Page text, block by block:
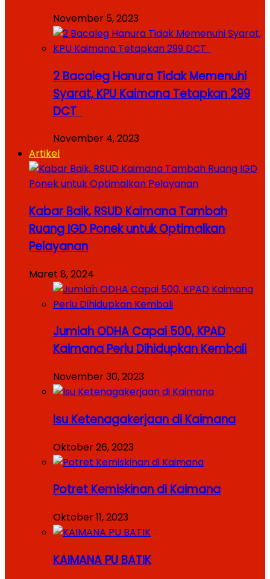
November 5, 2023
2 Bacaleg Hanura Tidak Memenuhi
Syarat, KPU Kaimana Tetapkan 299
DCT
November 4, 2023
Artikel
Kabar Baik, RSUD Kaimana Tambah
Ruang IGD Ponek untuk Optimalkan
Pelayanan
Maret 8, 2024
Jumlah ODHA Capai 500, KPAD
Kaimana Perlu Dihidupkan Kembali
November 30, 2023
Isu Ketenagakerjaan di Kaimana
Oktober 26, 2023
Potret Kemiskinan di Kaimana
Oktober 11, 2023
KAIMANA PU BATIK